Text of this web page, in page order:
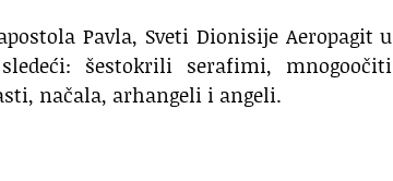
Pavla, Sveti Dionisije Aeropagit u
šestokrili serafimi, mnogoočiti
načala, arhangeli i angeli.